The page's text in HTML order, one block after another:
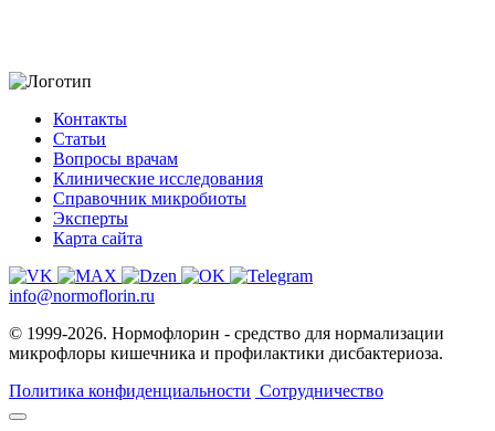
Контакты
Статьи
Вопросы врачам
Клинические исследования
Справочник микробиоты
Эксперты
Карта сайта
info@normoflorin.ru
© 1999-2026. Нормофлорин - средство для нормализации
микрофлоры кишечника и профилактики дисбактериоза.
Политика конфиденциальности Сотрудничество